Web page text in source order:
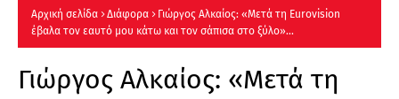
Αρχική σελίδα Διάφορα
Γιώργος Αλκαίος: «Μετά τη Eurovision
έβαλα τον εαυτό μου κάτω και τον σάπισα στο ξύλο»...
Γιώργος Αλκαίος: «Μετά τη